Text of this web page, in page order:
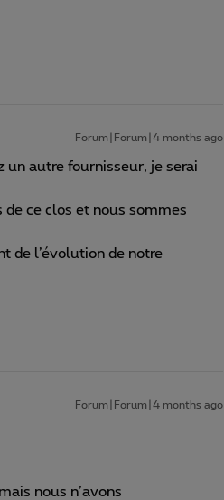
Forum|Forum|4 months ago
un autre fournisseur, je serai
de ce clos et nous sommes
de l’évolution de notre
Forum|Forum|4 months ago
nous n’avons